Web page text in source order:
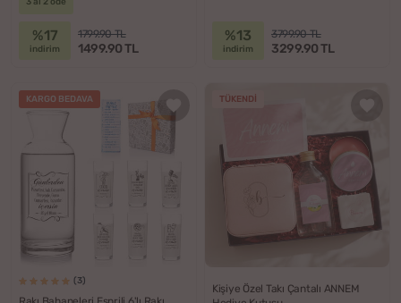
%17
indirim
1799.90 TL
1499.90 TL
%13
indirim
3799.90 TL
3299.90 TL
KARGO BEDAVA
(3)
TÜKENDI
Kişiye Özel Takı Çantalı ANNEM